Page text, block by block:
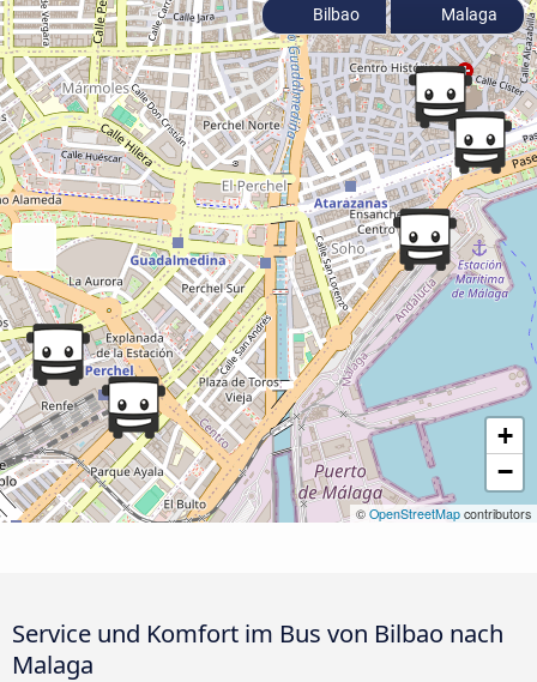
+
−
© OpenStreetMap contributors
Bilbao Malaga
Service und Komfort im Bus von Bilbao nach
Malaga